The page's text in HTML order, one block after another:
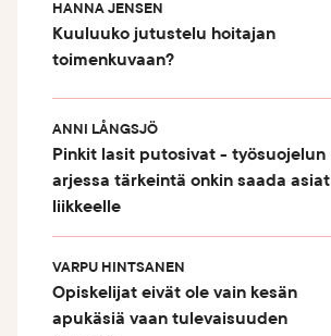
HANNA JENSEN
Kuuluuko jutustelu hoitajan
toimenkuvaan?
ANNI LÅNGSJÖ
Pinkit lasit putosivat - työsuojelun
arjessa tärkeintä onkin saada asiat
liikkeelle
VARPU HINTSANEN
Opiskelijat eivät ole vain kesän
apukäsiä vaan tulevaisuuden